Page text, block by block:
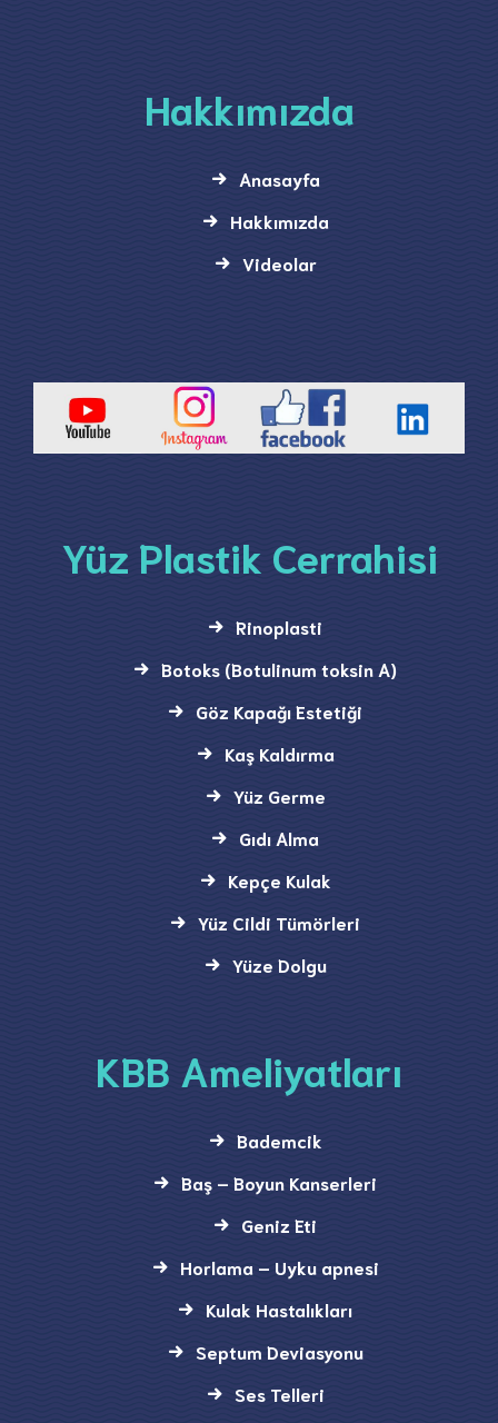
Hakkımızda
Anasayfa
Hakkımızda
Videolar
Yüz Plastik Cerrahisi
Rinoplasti
Botoks (Botulinum toksin A)
Göz Kapağı Estetiği
Kaş Kaldırma
Yüz Germe
Gıdı Alma
Kepçe Kulak
Yüz Cildi Tümörleri
Yüze Dolgu
KBB Ameliyatları
Bademcik
Baş – Boyun Kanserleri
Geniz Eti
Horlama – Uyku apnesi
Kulak Hastalıkları
Septum Deviasyonu
Ses Telleri